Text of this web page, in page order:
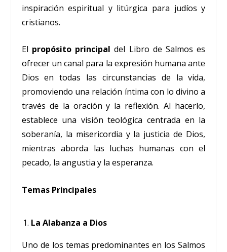
inspiración espiritual y litúrgica para judíos y
cristianos.
El propósito principal del Libro de Salmos es
ofrecer un canal para la expresión humana ante
Dios en todas las circunstancias de la vida,
promoviendo una relación íntima con lo divino a
través de la oración y la reflexión. Al hacerlo,
establece una visión teológica centrada en la
soberanía, la misericordia y la justicia de Dios,
mientras aborda las luchas humanas con el
pecado, la angustia y la esperanza.
Temas Principales
La Alabanza a Dios
Uno de los temas predominantes en los Salmos